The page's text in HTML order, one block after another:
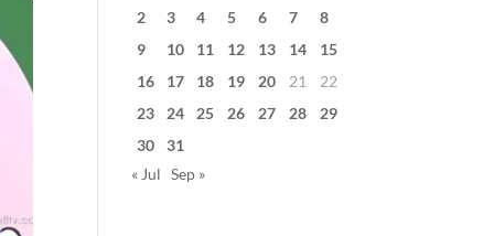
2
3 4 5 6 7
8
9
10 11 12 13 14
15
16
17 18 19 20 21
22
23
24 25 26 27 28
29
30
31
« Jul Sep »